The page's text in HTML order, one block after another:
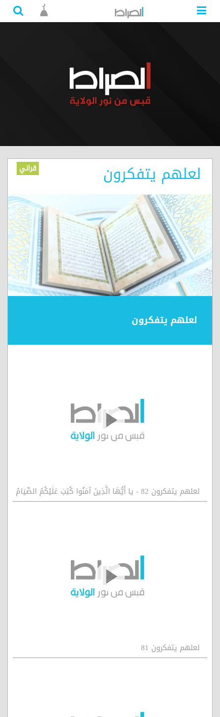
لعلهم يتفكرون قراني
لعلهم يتفكرون
لعلهم يتفكرون 82 - يا أَيُّهَا الَّذِينَ آمَنُوا كُتِبَ عَلَيْكُمُ الصِّيَامُ
لعلهم يتفكرون 81